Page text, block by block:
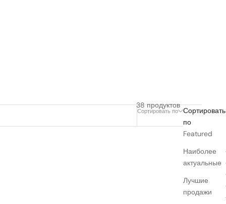
Фильтр
Сортировать по
Сортировать
по
Featured
Наиболее
актуальные
Лучшие
продажи
38 продуктов